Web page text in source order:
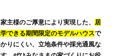
主様のご厚意により実現した、
居
できる期間限定のモデルハウスで
りにくい、立地条件や採光通風な